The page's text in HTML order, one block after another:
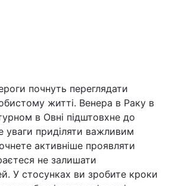
почнуть переглядати
житті. Венера в Раку в
в Овні підштовхне до
уваги приділяти важливим
активніше проявляти
не залишати
У стосунках ви зробите кроки